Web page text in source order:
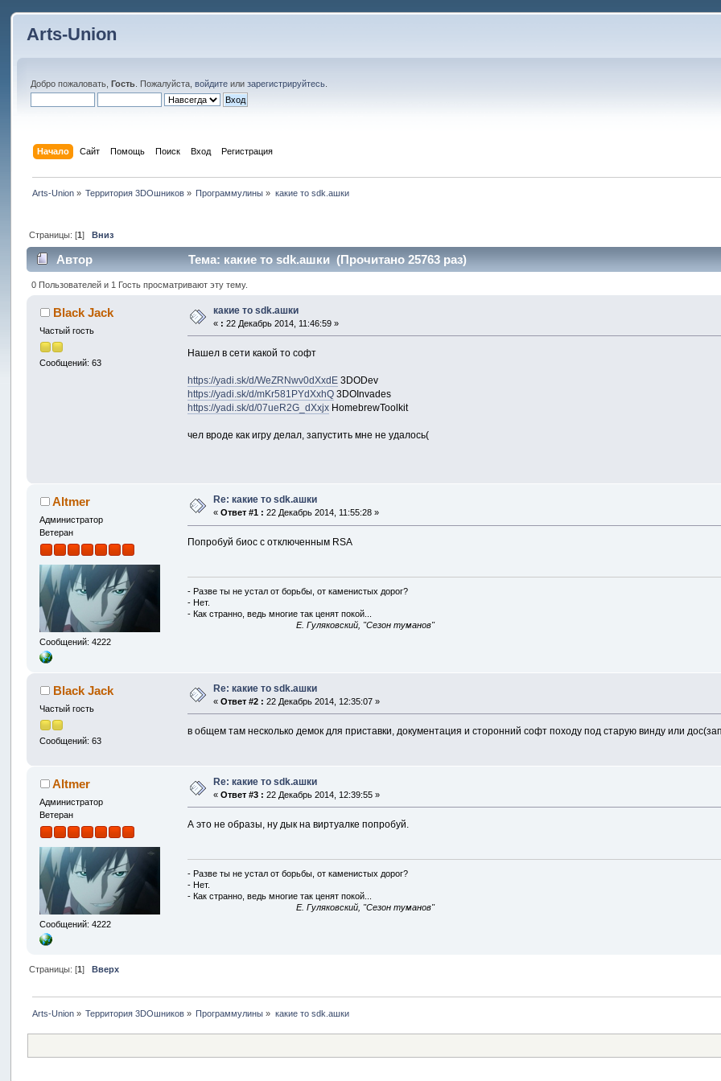
Arts-Union
Добро пожаловать,Гость . Пожалуйста,войдите илизарегистрируйтесь
Начало Сайт Помощь Поиск Вход Регистрация
Arts-Union» Территория 3DOшников » Программулины » какие то sdk.ашки
Страницы: [1] Вниз
Автор Тема: какие то sdk.ашки (Прочитано 25763 раз)
0 Пользователей и 1 Гость просматривают эту тему.
Black Jack
Частый гость
Сообщений: 63
какие то sdk.ашки
« : 22 Декабрь 2014, 11:46:59 »
Нашел в сети какой то софт
https://yadi.sk/d/WeZRNwv0dXxdE 3DODev
https://yadi.sk/d/mKr581PYdXxhQ 3DOInvades
https://yadi.sk/d/07ueR2G_dXxjx HomebrewToolkit
чел вроде как игру делал, запустить мне не удалось(
Altmer
Администратор
Ветеран
Сообщений: 4222
Re: какие то sdk.ашки
«Ответ #1 : 22 Декабрь 2014, 11:55:28 »
Попробуй биос с отключенным RSA
- Разве ты не устал от борьбы, от каменистых дорог?
- Нет.
- Как странно, ведь многие так ценят покой...
E. Гуляковский, "Сезон туманов"
Black Jack
Частый гость
Сообщений: 63
Re: какие то sdk.ашки
«Ответ #2 : 22 Декабрь 2014, 12:35:07 »
в общем там несколько демок для приставки, документация и сторонний софт походу под старую винду или
Altmer
Администратор
Ветеран
Сообщений: 4222
Re: какие то sdk.ашки
«Ответ #3 : 22 Декабрь 2014, 12:39:55 »
А это не образы, ну дык на виртуалке попробуй.
- Разве ты не устал от борьбы, от каменистых дорог?
- Нет.
- Как странно, ведь многие так ценят покой...
E. Гуляковский, "Сезон туманов"
Страницы: [1] Вверх
Arts-Union» Территория 3DOшников » Программулины » какие то sdk.ашки